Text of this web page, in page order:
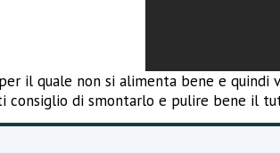
il quale non si alimenta bene e quindi
consiglio di smontarlo e pulire bene il